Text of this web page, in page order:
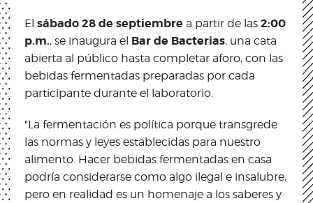
El sábado 28 de septiembre a partir de las 2:00
p.m., se inaugura el Bar de Bacterias, una cata
abierta al público hasta completar aforo, con las
bebidas fermentadas preparadas por cada
participante durante el laboratorio.
"La fermentación es política porque transgrede
las normas y leyes establecidas para nuestro
alimento. Hacer bebidas fermentadas en casa
podría considerarse como algo ilegal e insalubre,
pero en realidad es un homenaje a los saberes y